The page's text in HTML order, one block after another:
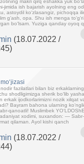
makri qirq eshakka yuk
jimida ish bajarish ayolning eng
astoydil ko‘zlasangiz, pichoqqa
g‘ash, opa. Shu ish menga
bo‘lsam. Yuziga qanday oyoq
(18.07.2022 /
fazilatlari bilan biz erkaklarning
shodligimizga sherik bo‘lib
erkak ijodkorlarimizni nozik xilqat
Bayram bahona ularning
qanoatli! Muslimbek
xodimi, suxandon: —
qilaman. Ayol kishi qanch
(18.07.2022 /